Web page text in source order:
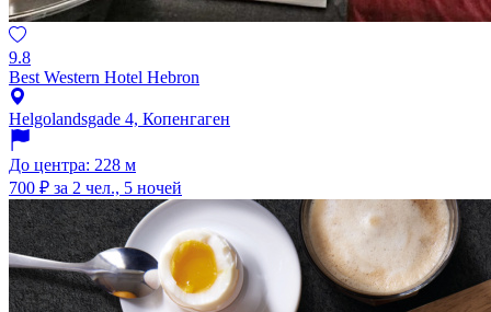
9.8
Best Western Hotel Hebron
Helgolandsgade 4, Копенгаген
До центра: 228 м
700 ₽ за 2 чел., 5 ночей